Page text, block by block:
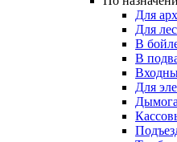
Для
Для
В
В
Для